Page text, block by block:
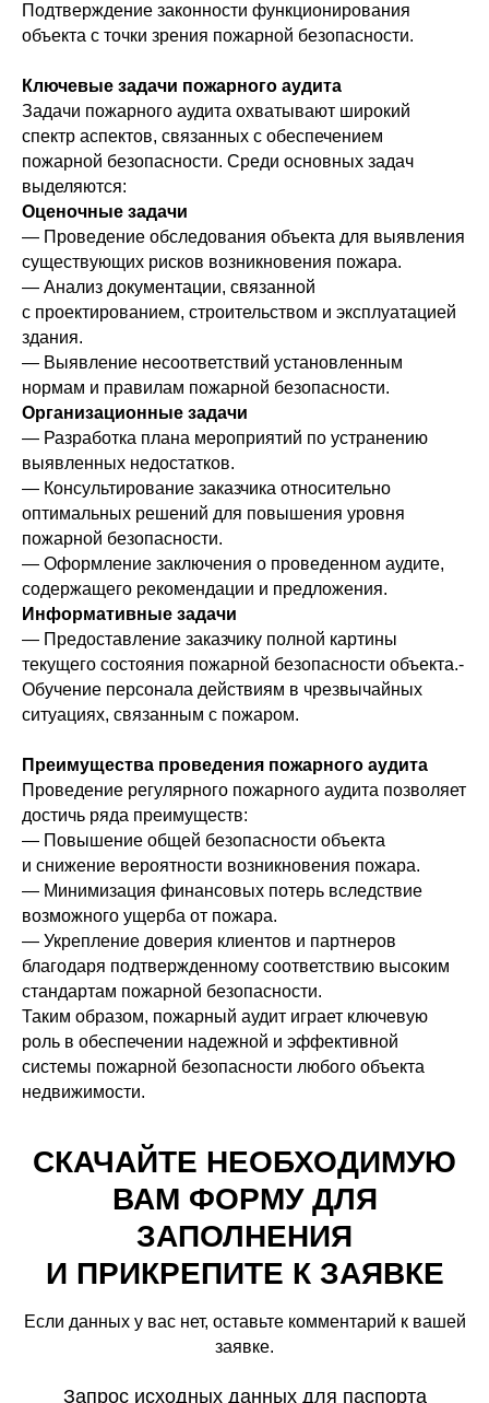
Подтверждение законности функционирования
объекта с точки зрения пожарной безопасности.
Ключевые задачи пожарного аудита
Задачи пожарного аудита охватывают широкий
спектр аспектов, связанных с обеспечением
пожарной безопасности. Среди основных задач
выделяются:
Оценочные задачи
— Проведение обследования объекта для выявления
существующих рисков возникновения пожара.
— Анализ документации, связанной
с проектированием, строительством и эксплуатацией
здания.
— Выявление несоответствий установленным
нормам и правилам пожарной безопасности.
Организационные задачи
— Разработка плана мероприятий по устранению
выявленных недостатков.
— Консультирование заказчика относительно
оптимальных решений для повышения уровня
пожарной безопасности.
— Оформление заключения о проведенном аудите,
содержащего рекомендации и предложения.
Информативные задачи
— Предоставление заказчику полной картины
текущего состояния пожарной безопасности объекта.-
Обучение персонала действиям в чрезвычайных
ситуациях, связанным с пожаром.
Преимущества проведения пожарного аудита
Проведение регулярного пожарного аудита позволяет
достичь ряда преимуществ:
— Повышение общей безопасности объекта
и снижение вероятности возникновения пожара.
— Минимизация финансовых потерь вследствие
возможного ущерба от пожара.
— Укрепление доверия клиентов и партнеров
благодаря подтвержденному соответствию высоким
стандартам пожарной безопасности.
Таким образом, пожарный аудит играет ключевую
роль в обеспечении надежной и эффективной
системы пожарной безопасности любого объекта
недвижимости.
СКАЧАЙТЕ НЕОБХОДИМУЮ
ВАМ ФОРМУ ДЛЯ
ЗАПОЛНЕНИЯ
И ПРИКРЕПИТЕ К ЗАЯВКЕ
Если данных у вас нет, оставьте комментарий к вашей
заявке.
Запрос исходных данных для паспорта